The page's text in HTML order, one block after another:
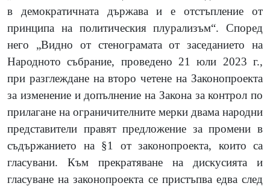
в демократичната държава и е отстъпление от
принципа на политическия плурализъм“. Според
него „Видно от стенограмата от заседанието на
Народното събрание, проведено 21 юли 2023 г.,
при разглеждане на второ четене на Законопроекта
за изменение и допълнение на Закона за контрол по
прилагане на ограничителните мерки двама народни
представители правят предложение за промени в
съдържанието на §1 от законопроекта, които са
гласувани. Към прекратяване на дискусията и
гласуване на законопроекта се пристъпва едва след